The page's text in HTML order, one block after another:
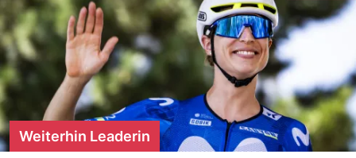
Weiterhin Leaderin